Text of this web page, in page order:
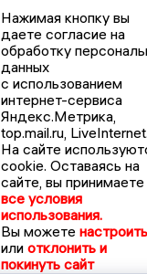
Нажимая кнопку вы
даете согласие на
обработку
данных
с использованием
интернет-сервиса
Яндекс.Метрика,
top.mail.ru, LiveInternet.
На сайте
cookie. Оставаясь на
сайте, вы принимаете
все условия
использования.
Вы можете настроить
или отклонить и
покинуть сайт